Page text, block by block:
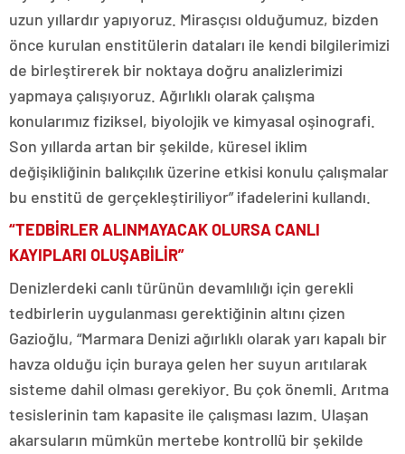
uzun yıllardır yapıyoruz. Mirasçısı olduğumuz, bizden
önce kurulan enstitülerin dataları ile kendi bilgilerimizi
de birleştirerek bir noktaya doğru analizlerimizi
yapmaya çalışıyoruz. Ağırlıklı olarak çalışma
konularımız fiziksel, biyolojik ve kimyasal oşinografi.
Son yıllarda artan bir şekilde, küresel iklim
değişikliğinin balıkçılık üzerine etkisi konulu çalışmalar
bu enstitü de gerçekleştiriliyor” ifadelerini kullandı.
“TEDBİRLER ALINMAYACAK OLURSA CANLI
KAYIPLARI OLUŞABİLİR”
Denizlerdeki canlı türünün devamlılığı için gerekli
tedbirlerin uygulanması gerektiğinin altını çizen
Gazioğlu, “Marmara Denizi ağırlıklı olarak yarı kapalı bir
havza olduğu için buraya gelen her suyun arıtılarak
sisteme dahil olması gerekiyor. Bu çok önemli. Arıtma
tesislerinin tam kapasite ile çalışması lazım. Ulaşan
akarsuların mümkün mertebe kontrollü bir şekilde